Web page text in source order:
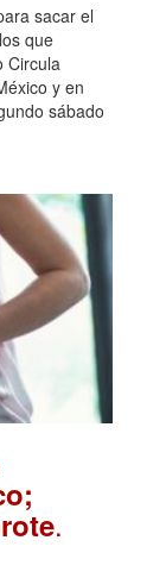
sacar el
que
Circula
y en
sábado
.